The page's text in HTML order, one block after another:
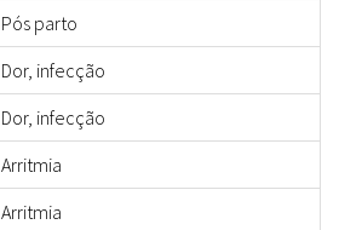
Pós parto
Dor, infecção
Dor, infecção
Arritmia
Arritmia